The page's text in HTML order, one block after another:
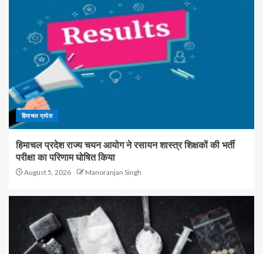
हिमाचल प्रदेश
हिमाचल प्रदेश राज्य चयन आयोग ने रसायन शास्त्र शिक्षकों की भर्ती
परीक्षा का परिणाम घोषित किया
August 5, 2026 Manoranjan Singh